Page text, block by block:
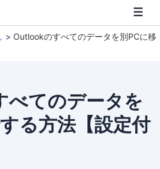
> Outlookのすべてのデータを別PCに移
てのデータを
る方法【設定付